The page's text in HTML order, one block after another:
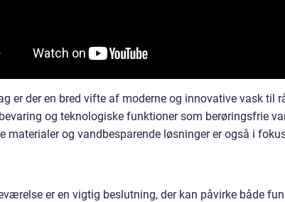
er der en bred vifte af moderne og innovative vask til
og teknologiske funktioner som berøringsfrie
materialer og vandbesparende løsninger er også i
er en vigtig beslutning, der kan påvirke både